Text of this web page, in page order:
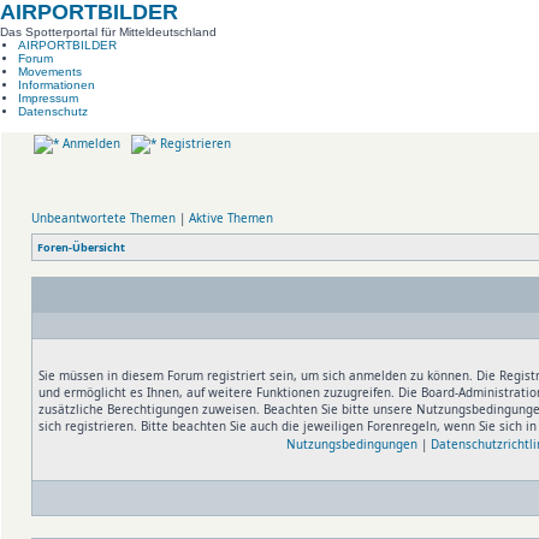
AIRPORTBILDER
Das Spotterportal für Mitteldeutschland
AIRPORTBILDER
Forum
Movements
Informationen
Impressum
Datenschutz
Anmelden Registrieren
Unbeantwortete Themen | Aktive Themen
Foren-Übersicht
Sie müssen in diesem Forum registriert sein, um sich anmelden zu können. Die
und ermöglicht es Ihnen, auf weitere Funktionen zuzugreifen. Die Board-
zusätzliche Berechtigungen zuweisen. Beachten Sie bitte unsere
sich registrieren. Bitte beachten Sie auch die jeweiligen Forenregeln, wenn Sie sich
Nutzungsbedingungen |